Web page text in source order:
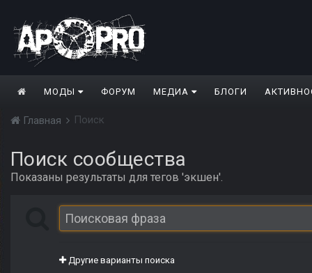
МОДЫ ФОРУМ МЕДИА БЛОГИ
Главная Поиск
Поиск сообщества
Показаны результаты для тегов 'экшен'.
Другие варианты поиска